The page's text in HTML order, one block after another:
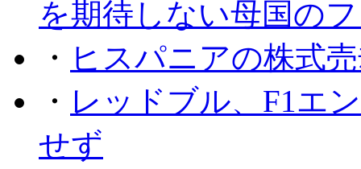
を期待しない母国の
・ ヒスパニアの株式
・ レッドブル、F1エ
せず